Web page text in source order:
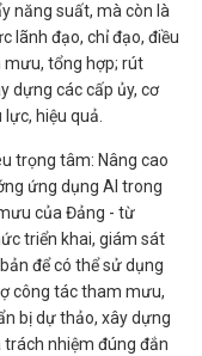
năng suất, mà còn là
lãnh đạo, chỉ đạo, điều
mưu, tổng hợp; rút
dựng các cấp ủy, cơ
hiệu quả.
trọng tâm: Nâng cao
ứng dụng AI trong
của Đảng - từ
triển khai, giám sát
để có thể sử dụng
công tác tham mưu,
bị dự thảo, xây dựng
trách nhiệm đúng đắn